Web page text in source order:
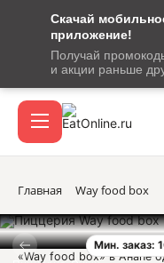
Скачай
приложение!
Получай
и акции раньше
сообщение
кодом
подтверждения
Акции
Главная Way food box
Мин. заказ:
«Way food box» в Анапе